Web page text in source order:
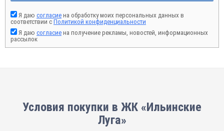
Я даю согласие на обработку моих персональных данных в
соответствии с Политикой конфиденциальности
Я даю согласие на получение рекламы, новостей, информационных
рассылок
Условия покупки в ЖК «Ильинские
Луга»